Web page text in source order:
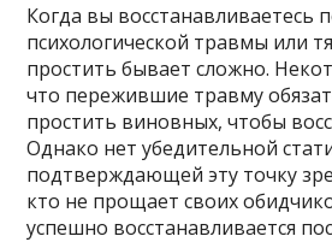
Когда вы восстанавливаетесь
психологической травмы или
простить бывает сложно.
что пережившие травму
простить виновных, чтобы
Однако нет убедительной
подтверждающей эту точку
кто не прощает своих
успешно восстанавливается